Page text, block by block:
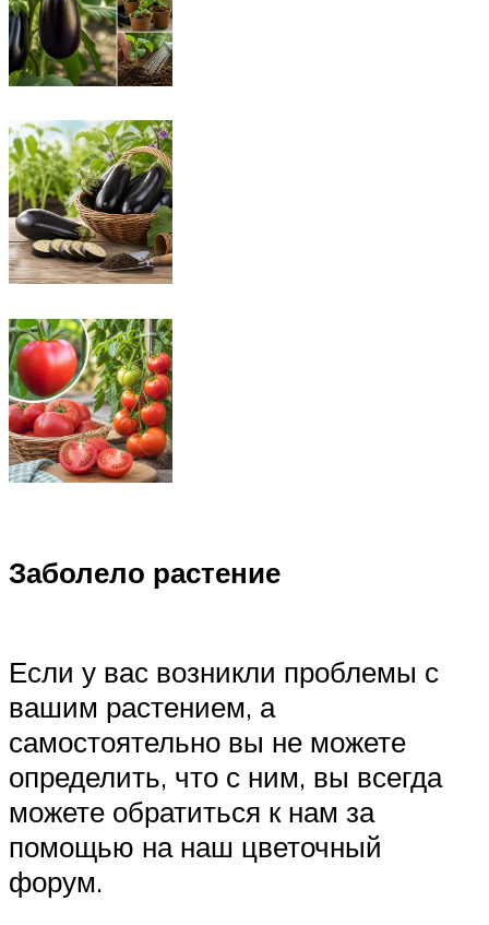
Заболело растение
Если у вас возникли проблемы с
вашим растением, а
самостоятельно вы не можете
определить, что с ним, вы всегда
можете обратиться к нам за
помощью на наш цветочный
форум.